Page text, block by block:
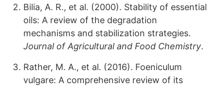
Bilia, A. R., et al. (2000). Stability of essential
oils: A review of the degradation
mechanisms and stabilization strategies.
Journal of Agricultural and Food Chemistry.
Rather, M. A., et al. (2016). Foeniculum
vulgare: A comprehensive review of its